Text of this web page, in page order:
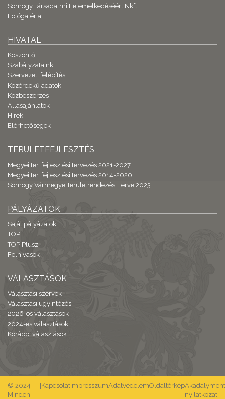
Somogy Társadalmi Felemelkedéséért Nkft.
Fotógaléria
HIVATAL
Köszöntő
Szabályzataink
Szervezeti felépítés
Közérdekű adatok
Közbeszerzés
Állásajánlatok
Hírek
Elérhetőségek
TERÜLETFEJLESZTÉS
Megyei ter. fejlesztési tervezés 2021-2027
Megyei ter. fejlesztési tervezés 2014-2020
Somogy Vármegye Területrendezési Terve 2023.
PÁLYÁZATOK
Saját pályázatok
TOP
TOP Plusz
Felhívások
VÁLASZTÁSOK
Választási szervek
Választási ügyintézés
2026-os választások
2024-es választások
Korábbi választások
© 2024
Minden
KapcsolatImpresszumAdatvédelemOldaltérkép
nyilatkozat